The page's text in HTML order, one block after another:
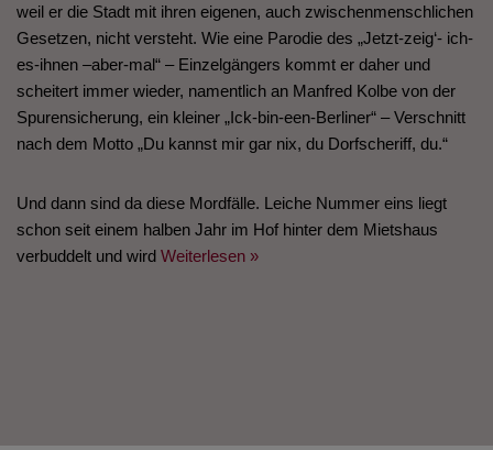
weil er die Stadt mit ihren eigenen, auch zwischenmenschlichen
Gesetzen, nicht versteht. Wie eine Parodie des „Jetzt-zeig‘- ich-
es-ihnen –aber-mal“ – Einzelgängers kommt er daher und
scheitert immer wieder, namentlich an Manfred Kolbe von der
Spurensicherung, ein kleiner „Ick-bin-een-Berliner“ – Verschnitt
nach dem Motto „Du kannst mir gar nix, du Dorfscheriff, du.“
Und dann sind da diese Mordfälle. Leiche Nummer eins liegt
schon seit einem halben Jahr im Hof hinter dem Mietshaus
verbuddelt und wird Weiterlesen »